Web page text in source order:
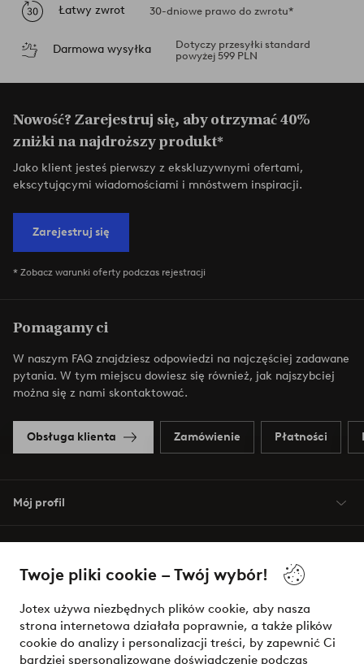
Twoje pliki cookie – Twój wybór!
Jotex używa niezbędnych plików cookie, aby nasza
strona internetowa działała poprawnie, a także plików
cookie do analizy i personalizacji treści, by zapewnić Ci
bardziej spersonalizowane doświadczenie podczas
Łatwy zwrot 30-dniowe prawo do zwrotu*
Darmowa wysyłka
Dotyczy przesyłki standard
powyżej 599 PLN
Nowość? Zarejestruj się, aby otrzymać 40%
zniżki na najdroższy produkt*
Jako klient jesteś pierwszy z ekskluzywnymi ofertami,
ekscytującymi wiadomościami i mnóstwem inspiracji.
Zarejestruj się
* Zobacz warunki oferty podczas rejestracji
Pomagamy ci
W naszym FAQ znajdziesz odpowiedzi na najczęściej zadawane
pytania. W tym miejscu dowiesz się również, jak najszybciej
można się z nami skontaktować.
Obsługa klienta Zamówienie Płatności
Mój profil
Warunki